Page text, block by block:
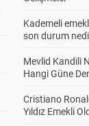
Kademeli
son durum
Mevlid Kandili
Hangi Güne
Cristiano
Yıldız Emekli